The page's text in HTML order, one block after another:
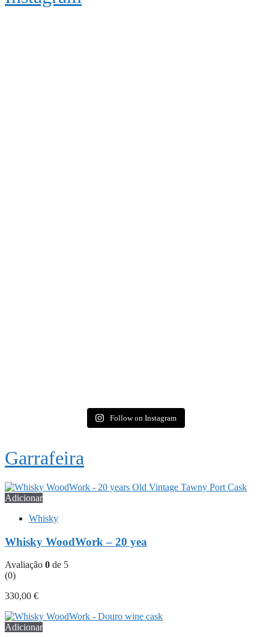
Follow on Instagram
Garrafeira
Adicionar
Whisky
Whisky WoodWork – 20 yea
Avaliação 0 de 5
(0)
330,00 €
Adicionar